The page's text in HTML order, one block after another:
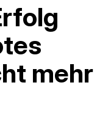
mehr